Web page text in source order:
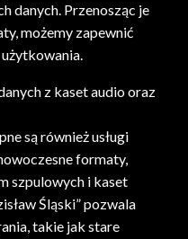
danych. Przenosząc je
możemy zapewnić
z kaset audio oraz
są również usługi
formaty,
szpulowych i kaset
Śląski” pozwala
takie jak stare